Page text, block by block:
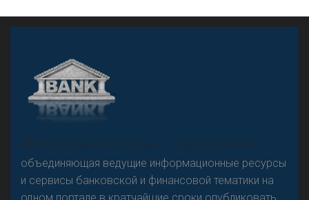
«Н
овости Банков России» – группа компаний,
объединяющая ведущие информационные ресурсы
и сервисы банковской и финансовой тематики на